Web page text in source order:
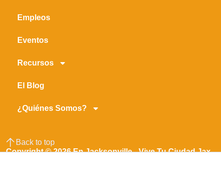
Empleos
Eventos
Recursos
El Blog
¿Quiénes Somos?
Back to top
Copyright © 2026 En Jacksonville - Vive Tu Ciudad Jax -